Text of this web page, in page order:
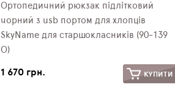
Ортопедичний рюкзак підлітковий
чорний з usb портом для хлопців
SkyName для старшокласників (90-139
О)
1 670 грн. КУПИТИ